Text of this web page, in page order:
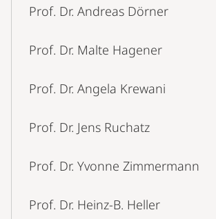
Prof. Dr. Andreas Dörner
Prof. Dr. Malte Hagener
Prof. Dr. Angela Krewani
Prof. Dr. Jens Ruchatz
Prof. Dr. Yvonne Zimmermann
Prof. Dr. Heinz-B. Heller